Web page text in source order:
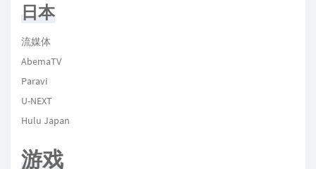
日本
流媒体
AbemaTV
Paravi
U-NEXT
Hulu Japan
游戏